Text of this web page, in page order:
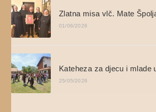
Zlatna misa vlč. Mate
01/06/2026
Kateheza za djecu i mlade
25/05/2026